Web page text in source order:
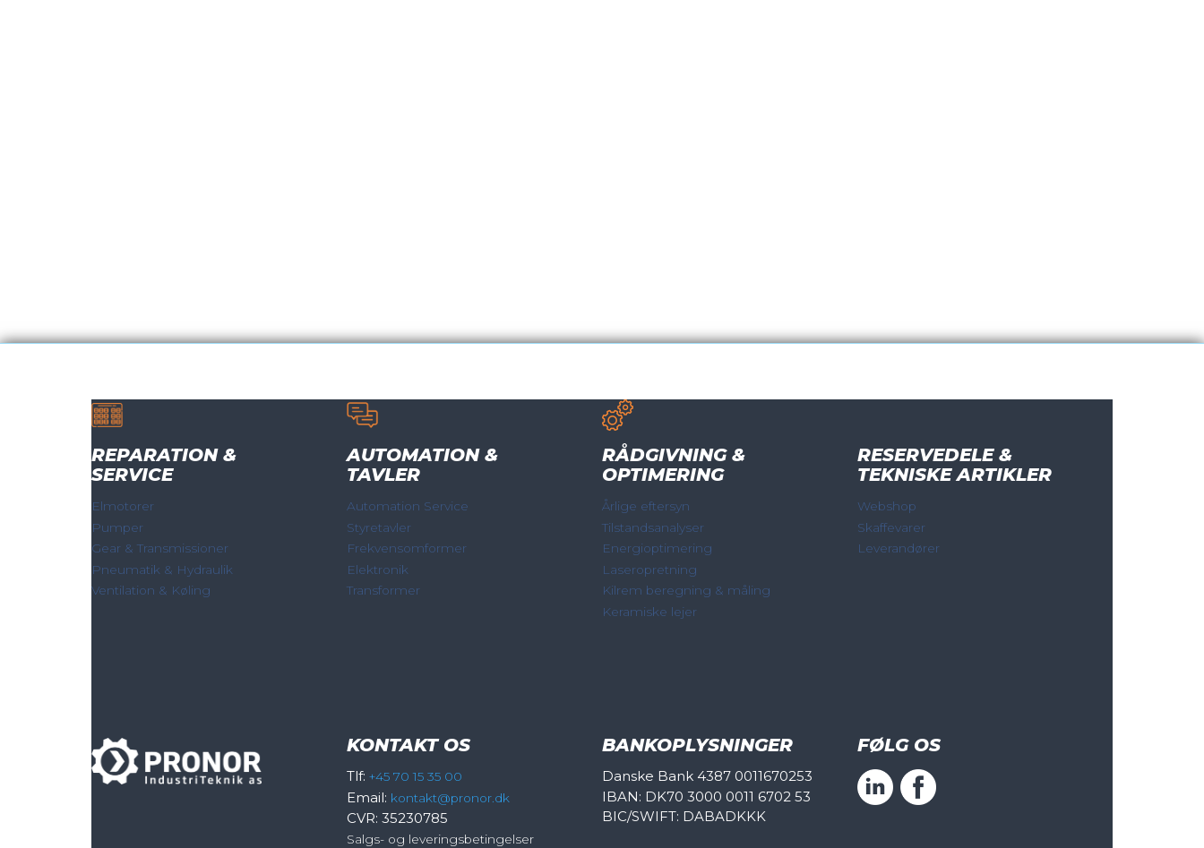
REPARATION &
SERVICE
Elmotorer
Pumper
Gear & Transmissioner
Pneumatik & Hydraulik
Ventilation & Køling
AUTOMATION &
TAVLER
Automation Service
Styretavler
Frekvensomformer
Elektronik
Transformer
RÅDGIVNING &
OPTIMERING
Årlige eftersyn
Tilstandsanalyser
Energioptimering
Laseropretning
Kilrem beregning & måling
Keramiske lejer
RESERVEDELE &
TEKNISKE ARTIKLER
Webshop
Skaffevarer
Leverandører
KONTAKT OS
Tlf: +45 70 15 35 00
Email: kontakt@pronor.dk
CVR: 35230785
Salgs- og leveringsbetingelser
BANKOPLYSNINGER
Danske Bank 4387 0011670253
IBAN: DK70 3000 0011 6702 53
BIC/SWIFT: DABADKKK
FØLG OS